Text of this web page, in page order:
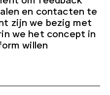
en contacten te
zijn we bezig met
we het concept in
willen